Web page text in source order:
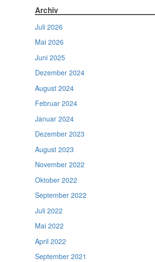
Archiv
Juli 2026
Mai 2026
Juni 2025
Dezember 2024
August 2024
Februar 2024
Januar 2024
Dezember 2023
August 2023
November 2022
Oktober 2022
September 2022
Juli 2022
Mai 2022
April 2022
September 2021